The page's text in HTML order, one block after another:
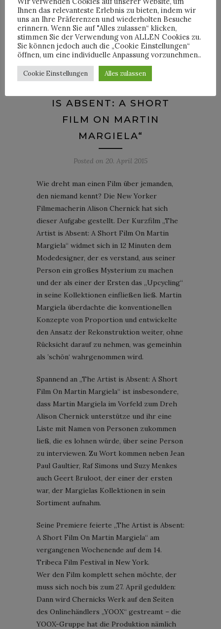
By PETERKEMPE
IS ABSENT: A SHORT
FILM ON MARTIN
MARGIELA“
Posted on 20. April 2015
Wie dreht man einen Film über jemanden,
den niemand kennt? Die New Yorker
Filmemacherin Alison Chernick hat sich
dieser Aufgabe gestellt. Der Kurzfilm „The
Artist is Absent: A Short Film On Martin
Margiela“ widmet sich in 12 Minuten dem
Modedesigner, der es verstand, aus seiner
Person ein großes Mysterium zu machen
und der als einer der Ersten das „Upcycling“
in seine Kollektionen einfließen ließ. Martin
Margiela überdachte die konventionellen
Konzepte von Proportion und entwickelte
den Ansatz der Rekonstruktion weiter, ohne
Rücksicht darauf zu nehmen, was gemeinhin
als ’schön‘ wahrgenommen wird.
Spannend an „The Artist is Absent: A Short
Film On Martin Margiela“ ist insbesondere,
dass Martin Margiela im Vorfeld zum Dreh
Alison Chernick unterstütze und ihr eine
Liste mit Namen von Personen zukommen
ließ, die es lohnen würde, über seine Person
zu interviewen. Zu Wort kommen neben Jean
Paul Gaultier, Raf Simons und Suzy Menkes
auch Geert Bruloot, der einer der ersten
war, der Margielas Kollektionen in sein
Sortiment aufnahm.
Seine Premiere feierte „The Artist is Absent:
A Short Film On Martin Margiela“ am
vergangenen Wochenende auf dem 14.
Tribeca Film Festival in New York.
Wer den Film komplett sehen möchte, der
muss sich noch bis zum 27. April gedulden:
Dann wird Chernicks Werk auf den Seiten
des Onlinehändlers „YOOX“ gestreamt – die
YOOX-Gruppe hat die Produktion nämlich
Ihnen das relevanteste Erlebnis zu bieten, indem wir
uns an Ihre Präferenzen und wiederholten Besuche
erinnern. Wenn Sie auf "Alles zulassen“ klicken,
stimmen Sie der Verwendung von ALLEN Cookies zu.
Sie können jedoch auch die „Cookie Einstellungen“
öffnen, um eine individuelle Anpassung vorzunehmen..
Cookie Einstellungen Alles zulassen